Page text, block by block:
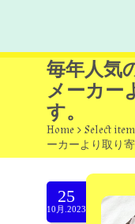
Home
about
Select
moon
毎年人気
メーカー
す。
Home > Select item
ーカーより取り寄
25
10月.2023